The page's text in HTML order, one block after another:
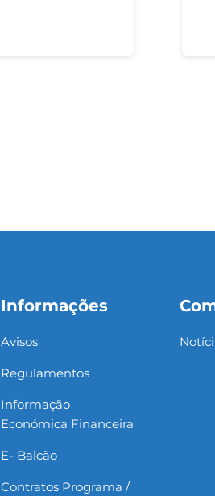
Informações
Avisos
Regulamentos
Informação
Económica Financeira
E- Balcão
Contratos Programa /